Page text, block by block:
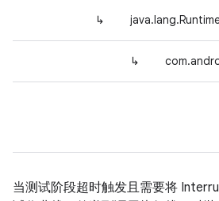
↳
↳
当测试阶段超时触发且需要将